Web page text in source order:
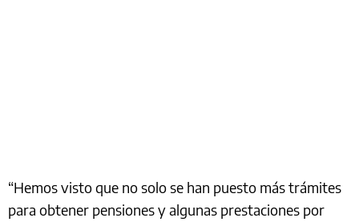
“Hemos visto que no solo se han puesto más trámites
para obtener pensiones y algunas prestaciones por